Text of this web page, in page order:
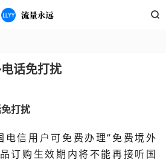

话免打扰
打扰
电信用户可免费办理“免费境外
订购生效期内将不能再接听国